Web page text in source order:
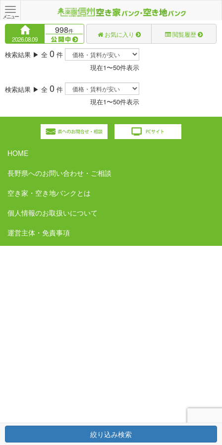
Toggle
navigation
メニュー
2026.08.09
998件 お気に入り 閲覧履歴
検索結果 ▶ 全 0 件
現在1〜50件表示
検索結果 ▶ 全 0 件
現在1〜50件表示
絞り込み検索
HOME
長野県へのお問い合わせ・ご相談
空き家・空き地バンクとは
個人情報のお取扱いについて
運営主体・免責事項